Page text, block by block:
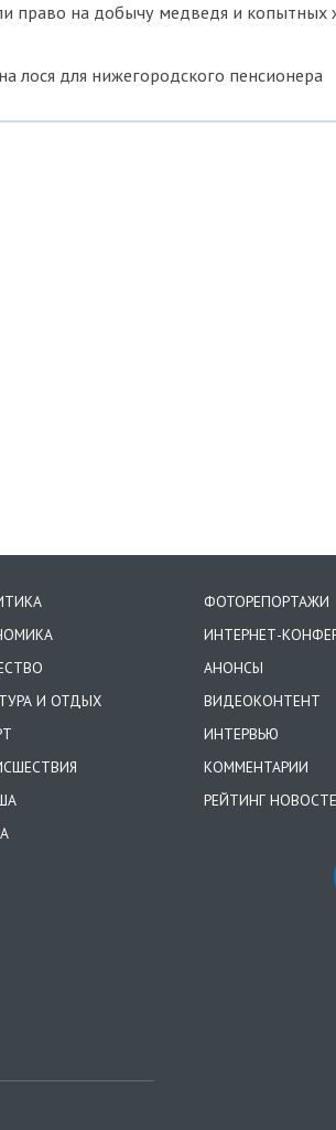
право на добычу медведя и
лося для нижегородского пенсионера
И ОТДЫХ
ФОТОРЕПОРТАЖИ
ИНТЕРНЕТ-
АНОНСЫ
ВИДЕОКОНТЕНТ
ИНТЕРВЬЮ
КОММЕНТАРИИ
РЕЙТИНГ